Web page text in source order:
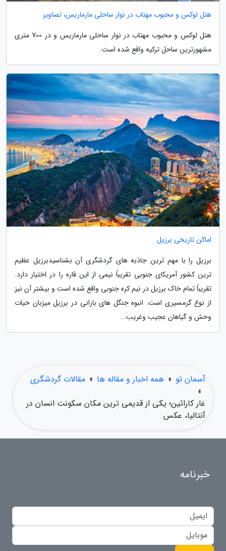
هتل لوکس و محبوب مهتاب در نوار ساحلی مارماریس، تصاویر
هتل لوکس و محبوب مهتاب در نوار ساحلی مارماریس و در 700 متری
مشهورترین ساحل ترکیه واقع شده است.
اماکن تاریخی برزیل
برزیل را با مهم ترین جاذبه های گردشگری آن بشناسیدبرزیل عظیم
ترین کشور آمریکای جنوبی تقریباً نیمی از این قاره را در اختیار دارد.
تقریباً تمام خاک برزیل در نیم کره جنوبی واقع شده است و بیشتر آن نیز
از نوع گرمسیری است. انبوه جنگل های بارانی در برزیل میزبان حیات
وحش و گیاهان عجیب وغریب...
آسمان تو » همه اخبار و مقاله ها » مقالات گردشگری
»
غار کارائین؛ یکی از قدیمی ترین مکان سکونت انسان در
آنتالیا، عکس
خبرنامه